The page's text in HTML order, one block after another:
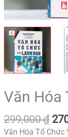
Văn Hóa
299,000₫
Văn Hóa Tổ Chức